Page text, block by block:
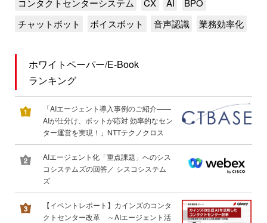
コンタクトセンターシステム
CX AI
BPO
チャットボット
ボイスボット 音声認識 業務効率化
ホワイトペーパー/E-Book
ランキング
「AIエージェント導入事例のご紹介――
AIが仕分け、ボットが応対 効率的なセン
ター運営を実現！」NTTテクノクロス
AIエージェント化「重点課題」へのシス
コシステムズの回答／ シスコシステム
ズ
【イベントレポート】カインズのコンタ
クトセンター改革 ～AIエージェント活